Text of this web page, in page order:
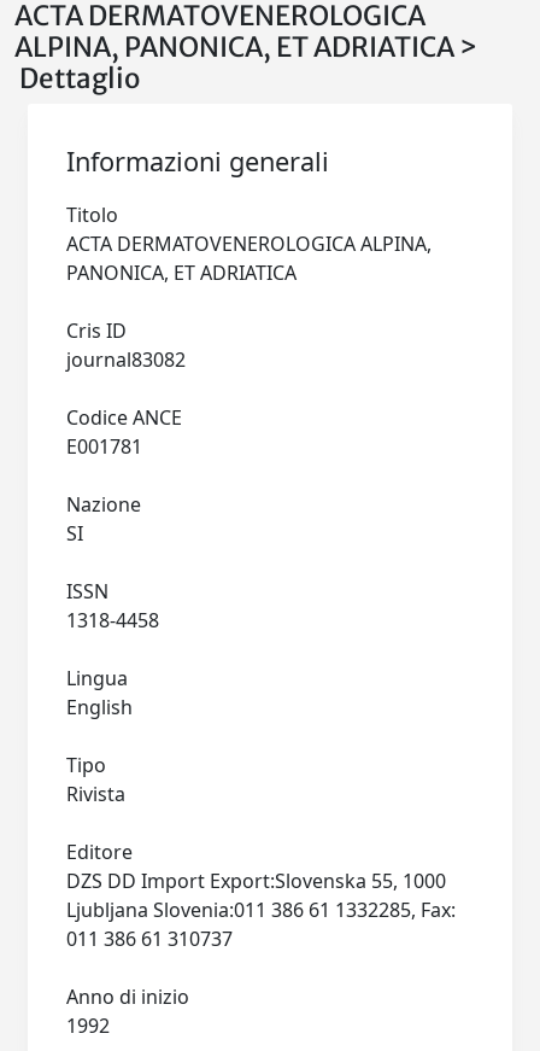
ACTA DERMATOVENEROLOGICA
ALPINA, PANONICA, ET ADRIATICA >
Dettaglio
Informazioni generali
Titolo
ACTA DERMATOVENEROLOGICA ALPINA,
Cris ID
Codice ANCE
Nazione
ISSN
Lingua
Tipo
Rivista
Editore
DZS DD Import Export:Slovenska 55, 1000
Ljubljana Slovenia:011 386 61 1332285, Fax:
Anno di inizio